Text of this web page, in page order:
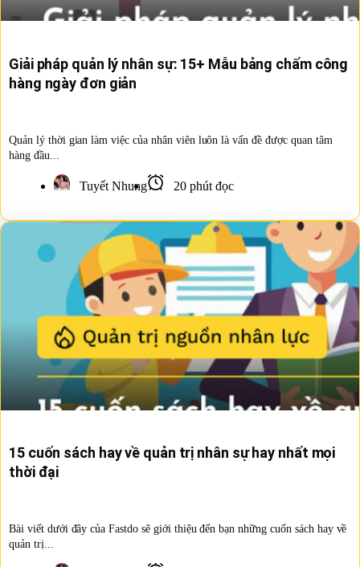
Giải pháp quản lý nhân sự: 15+ Mẫu bảng chấm công
hàng ngày đơn giản
Quản lý thời gian làm việc của nhân viên luôn là vấn đề được quan tâm
hàng đầu...
Tuyết Nhung 20 phút đọc
15 cuốn sách hay về quản trị nhân sự hay nhất mọi
thời đại
Bài viết dưới đây của Fastdo sẽ giới thiệu đến bạn những cuốn sách hay về
quản trị...